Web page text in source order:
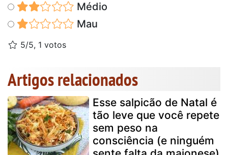
Médio
Mau
5/5, 1 votos
Artigos relacionados
Esse salpicão de Natal é
tão leve que você repete
sem peso na
consciência (e ninguém